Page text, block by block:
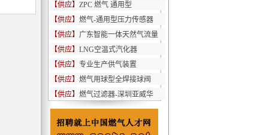
【供应】 ZPC 燃气 通用型
【供应】 燃气-通用型压力传感器
【供应】 广东智能一体天然气流量
【供应】 LNG空温式汽化器
【供应】 专业生产供气装置
【供应】 燃气用球型全焊接球阀
【供应】 燃气过滤器-深圳亚威华